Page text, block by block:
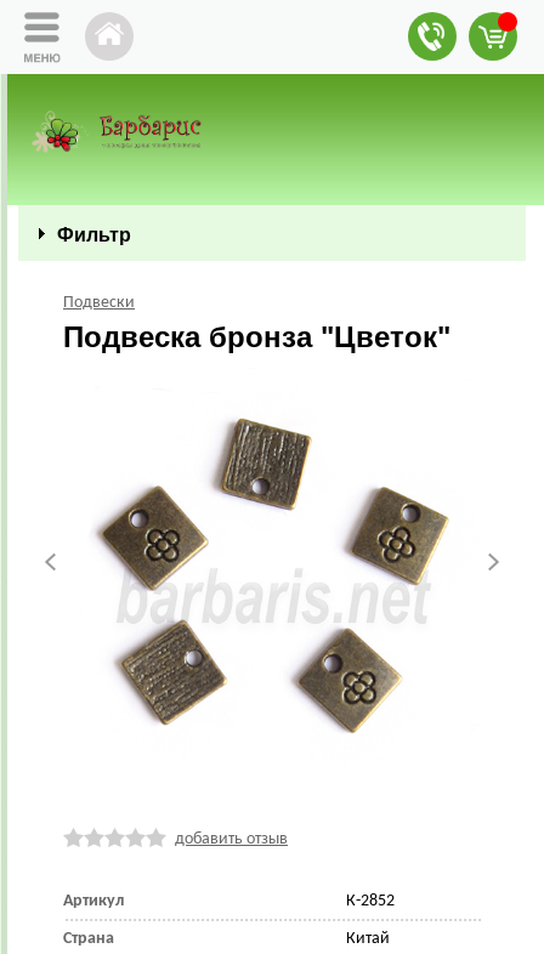
Фильтр
Подвески
Подвеска бронза "Цветок"
добавить отзыв
Артикул К-2852
Страна Китай